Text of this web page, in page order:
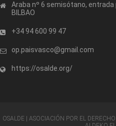
Araba nº 6 semisótano, entrada
BILBAO
+34 94 600 99 47
op.paisvasco@gmail.com
https://osalde.org/
OSALDE | ASOCIACIÓN POR EL